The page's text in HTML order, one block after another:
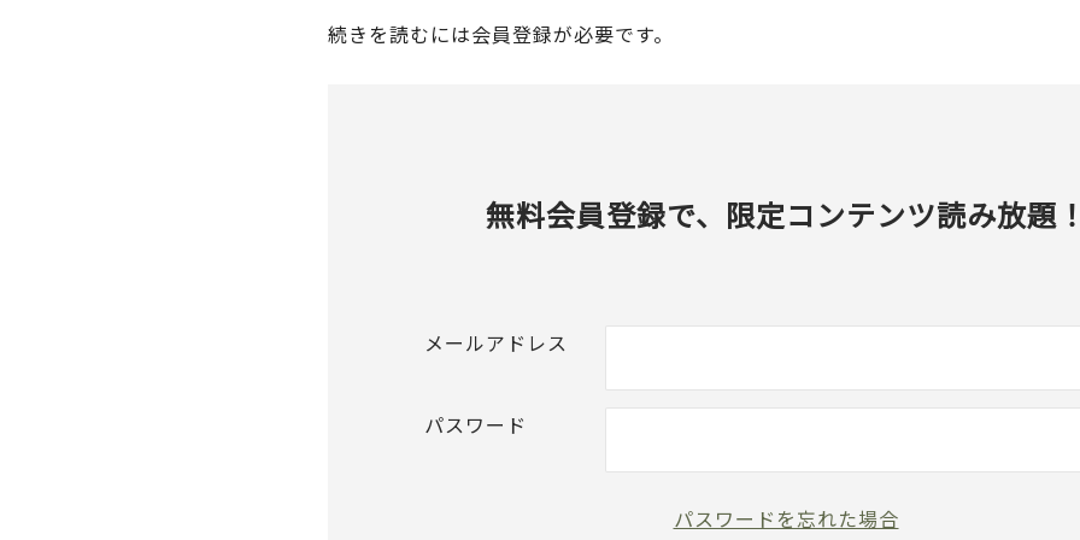
続きを読むには会員登録が必要です。
無料会員登録で、限定コンテンツ読み放題
メールアドレス
パスワード
パスワードを忘れた場合